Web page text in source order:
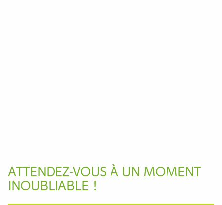
ATTENDEZ-VOUS À UN MOMENT
INOUBLIABLE !